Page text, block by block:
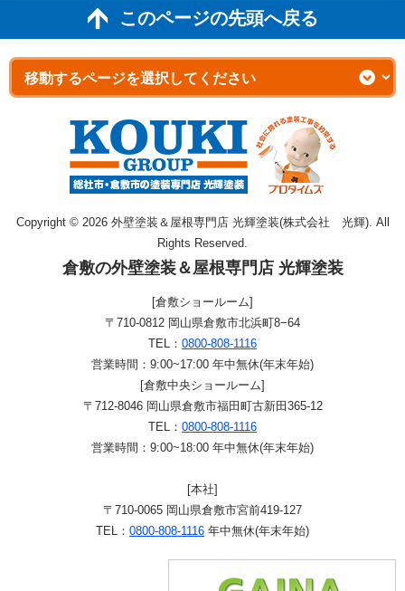
このページの先頭へ戻る
Copyright © 2026 外壁塗装＆屋根専門店 光輝塗装(株式会社 光輝). All
Rights Reserved.
倉敷の外壁塗装＆屋根専門店 光輝塗装
[倉敷ショールーム]
〒710-0812 岡山県倉敷市北浜町8−64
TEL： 0800-808-1116
営業時間：9:00~17:00 年中無休(年末年始)
[倉敷中央ショールーム]
〒712-8046 岡山県倉敷市福田町古新田365-12
TEL： 0800-808-1116
営業時間：9:00~18:00 年中無休(年末年始)
[本社]
〒710-0065 岡山県倉敷市宮前419-127
TEL： 0800-808-1116 年中無休(年末年始)